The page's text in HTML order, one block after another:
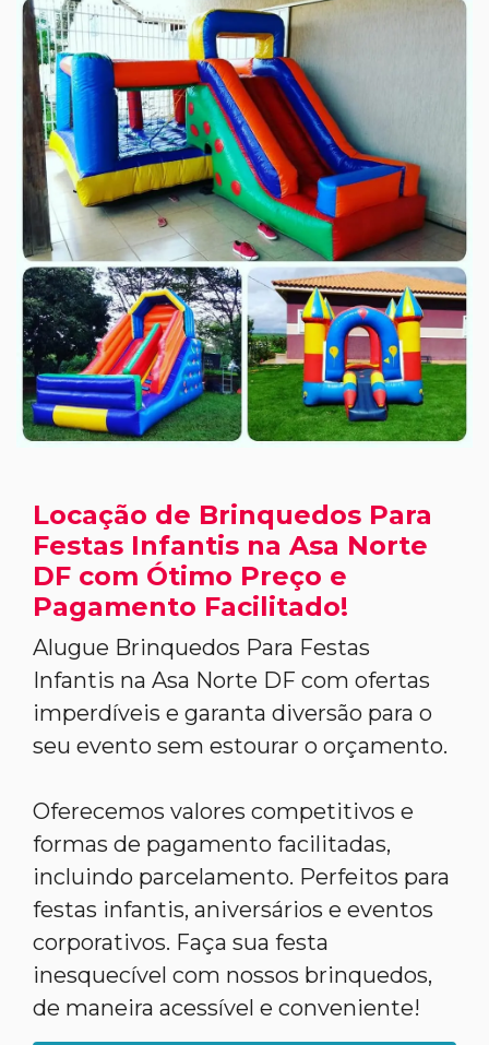
Locação de Brinquedos Para
Festas Infantis na Asa Norte
DF com Ótimo Preço e
Pagamento Facilitado!
Alugue Brinquedos Para Festas
Infantis na Asa Norte DF com ofertas
imperdíveis e garanta diversão para o
seu evento sem estourar o orçamento.
Oferecemos valores competitivos e
formas de pagamento facilitadas,
incluindo parcelamento. Perfeitos para
festas infantis, aniversários e eventos
corporativos. Faça sua festa
inesquecível com nossos brinquedos,
de maneira acessível e conveniente!